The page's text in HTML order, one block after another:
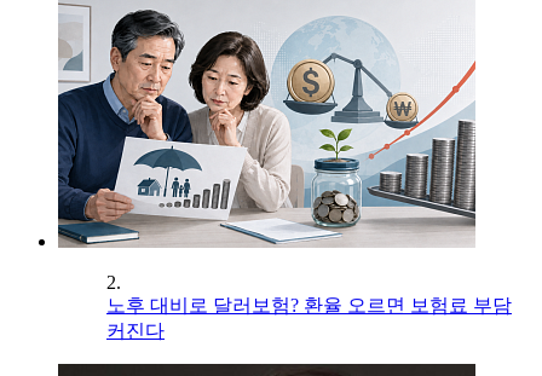
2.
노후 대비로 달러보험? 환율 오르면 보험료 부담
커진다